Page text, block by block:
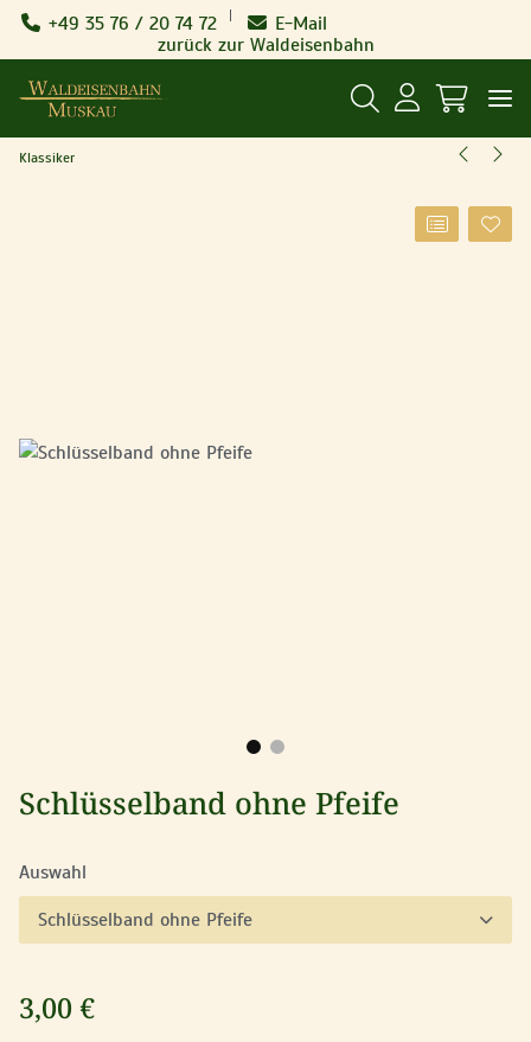
+49 35 76 / 20 74 72
E-Mail
zurück zur Waldeisenbahn
Klassiker
Schlüsselband ohne Pfeife
Auswahl
Schlüsselband ohne Pfeife
3,00 €